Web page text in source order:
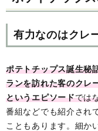
有力なのはクレ
ポテトチップス誕生秘
ランを訪れた客のクレ
というエピソードでは
番組などでも紹介され
こともあります。細か